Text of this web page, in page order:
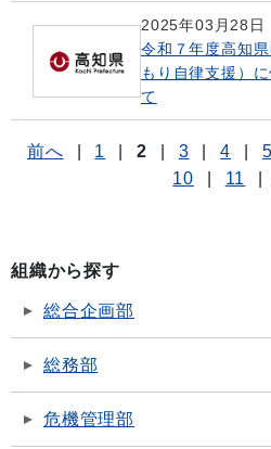
2025年03月28日
令和７年度高知
もり自律支援）
て
前へ 1 2 3 4 5
10
11
組織から探す
総合企画部
総務部
危機管理部